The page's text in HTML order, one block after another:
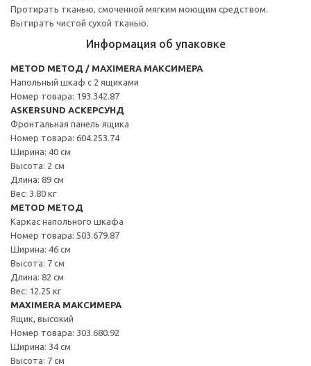
Протирать тканью, смоченной мягким моющим средством.
Вытирать чистой сухой тканью.
Информация об упаковке
METOD МЕТОД / MAXIMERA МАКСИМЕРА
Напольный шкаф с 2 ящиками
Номер товара: 193.342.87
ASKERSUND АСКЕРСУНД
Фронтальная панель ящика
Номер товара: 604.253.74
Ширина: 40 см
Высота: 2 см
Длина: 89 см
Вес: 3.80 кг
METOD МЕТОД
Каркас напольного шкафа
Номер товара: 503.679.87
Ширина: 46 см
Высота: 7 см
Длина: 82 см
Вес: 12.25 кг
MAXIMERA МАКСИМЕРА
Ящик, высокий
Номер товара: 303.680.92
Ширина: 34 см
Высота: 7 см